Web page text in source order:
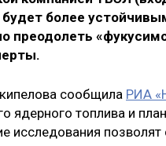
более
преодолеть
сообщила РИА
ядерного топлива и
исследования